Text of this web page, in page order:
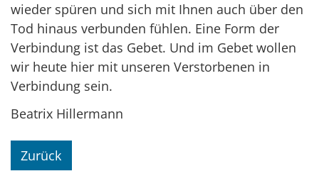
wieder spüren und sich mit Ihnen auch über den
Tod hinaus verbunden fühlen. Eine Form der
Verbindung ist das Gebet. Und im Gebet wollen
wir heute hier mit unseren Verstorbenen in
Verbindung sein.
Beatrix Hillermann
Zurück